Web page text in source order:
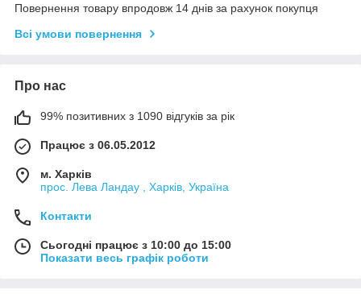
Повернення товару впродовж 14 днів за рахунок покупця
Всі умови повернення
Про нас
99% позитивних з 1090 відгуків за рік
Працює з 06.05.2012
м. Харків
прос. Лева Ландау , Харків, Україна
Контакти
Сьогодні працює з 10:00 до 15:00
Показати весь графік роботи